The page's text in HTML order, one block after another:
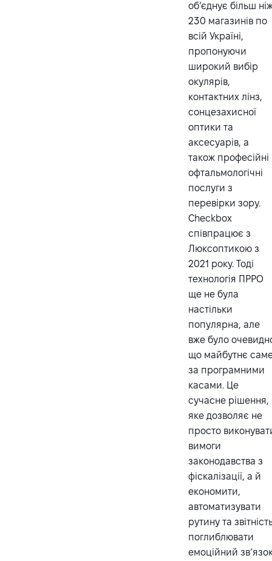
об’єднує більш
230 магазинів по
всій Україні,
пропонуючи
широкий вибір
окулярів,
контактних лінз,
сонцезахисної
оптики та
аксесуарів, а
також професійні
офтальмологічні
послуги з
перевірки зору.
Checkbox
співпрацює з
Люксоптикою з
2021 року. Тоді
технологія ПРРО
ще не була
настільки
популярна, але
вже було
що майбутнє
за програмними
касами. Це
сучасне рішення,
яке дозволяє не
просто
вимоги
законодавства з
фіскалізації, а й
економити,
автоматизувати
рутину та
поглиблювати
емоційний